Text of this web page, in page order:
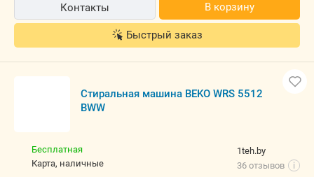
Контакты В корзину
Быстрый заказ
Стиральная машина BEKO WRS 5512
BWW
1teh.by
36 отзывов
i
Бесплатная
карта, наличные